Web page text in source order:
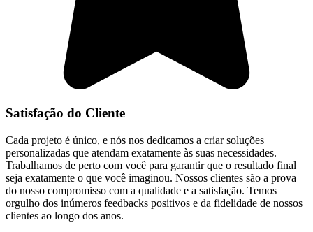
Satisfação do Cliente
Cada projeto é único, e nós nos dedicamos a criar soluções
personalizadas que atendam exatamente às suas necessidades.
Trabalhamos de perto com você para garantir que o resultado final
seja exatamente o que você imaginou. Nossos clientes são a prova
do nosso compromisso com a qualidade e a satisfação. Temos
orgulho dos inúmeros feedbacks positivos e da fidelidade de nossos
clientes ao longo dos anos.